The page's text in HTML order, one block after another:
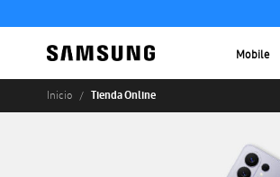
Mobile
Inicio Tienda Online